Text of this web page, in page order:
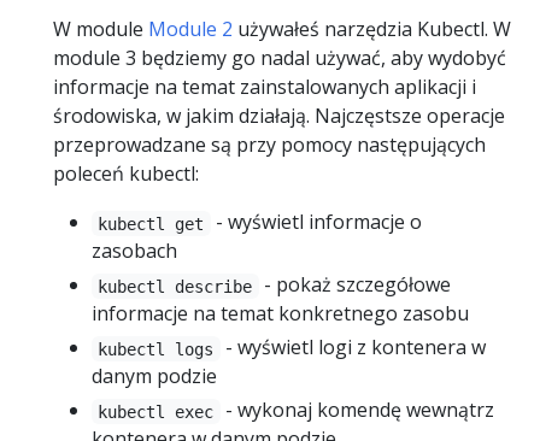
W module Module 2 używałeś narzędzia Kubectl. W
module 3 będziemy go nadal używać, aby wydobyć
informacje na temat zainstalowanych aplikacji i
środowiska, w jakim działają. Najczęstsze operacje
przeprowadzane są przy pomocy następujących
poleceń kubectl:
kubectl get
- wyświetl informacje o
zasobach
kubectl describe
- pokaż szczegółowe
informacje na temat konkretnego zasobu
kubectl logs
- wyświetl logi z kontenera w
danym podzie
kubectl exec
- wykonaj komendę wewnątrz